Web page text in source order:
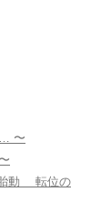
… 〜
胎動 転位の